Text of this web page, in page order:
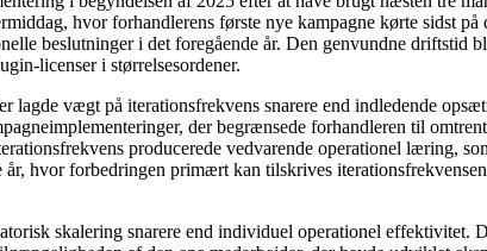
hvor forhandlerens første nye kampagne kørte sidst på
beslutninger i det foregående år. Den genvundne driftstid
licenser i størrelsesordener.
vægt på iterationsfrekvens snarere end indledende
der begrænsede forhandleren til
producerede vedvarende operationel læring,
hvor forbedringen primært kan tilskrives
skalering snarere end individuel operationel effektivitet.